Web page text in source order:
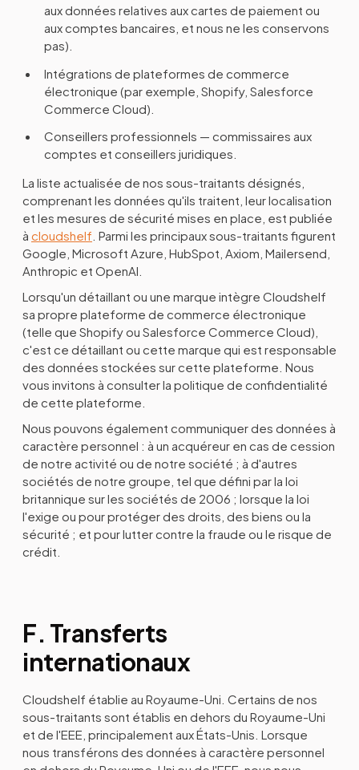
aux données relatives aux cartes de paiement ou
aux comptes bancaires, et nous ne les conservons
pas).
Intégrations de plateformes de commerce
électronique (par exemple, Shopify, Salesforce
Commerce Cloud).
Conseillers professionnels — commissaires aux
comptes et conseillers juridiques.
La liste actualisée de nos sous-traitants désignés,
comprenant les données qu'ils traitent, leur localisation
et les mesures de sécurité mises en place, est publiée
à cloudshelf . Parmi les principaux sous-traitants figurent
Google, Microsoft Azure, HubSpot, Axiom, Mailersend,
Anthropic et OpenAI.
Lorsqu'un détaillant ou une marque intègre Cloudshelf
sa propre plateforme de commerce électronique
(telle que Shopify ou Salesforce Commerce Cloud),
c'est ce détaillant ou cette marque qui est responsable
des données stockées sur cette plateforme. Nous
vous invitons à consulter la politique de confidentialité
de cette plateforme.
Nous pouvons également communiquer des données à
caractère personnel : à un acquéreur en cas de cession
de notre activité ou de notre société ; à d'autres
sociétés de notre groupe, tel que défini par la loi
britannique sur les sociétés de 2006 ; lorsque la loi
l'exige ou pour protéger des droits, des biens ou la
sécurité ; et pour lutter contre la fraude ou le risque de
crédit.
F. Transferts
internationaux
Cloudshelf établie au Royaume-Uni. Certains de nos
sous-traitants sont établis en dehors du Royaume-Uni
et de l'EEE, principalement aux États-Unis. Lorsque
nous transférons des données à caractère personnel